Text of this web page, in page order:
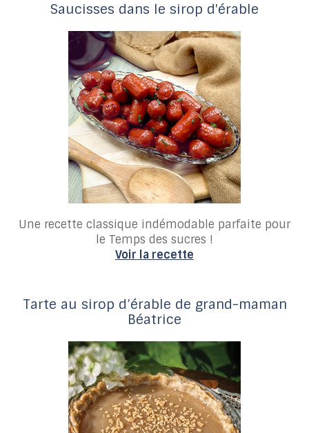
Saucisses dans le sirop d'érable
Une recette classique indémodable parfaite pour
le Temps des sucres !
Voir la recette
Tarte au sirop d’érable de grand-maman
Béatrice